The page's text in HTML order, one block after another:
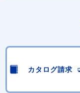
カタログ請求